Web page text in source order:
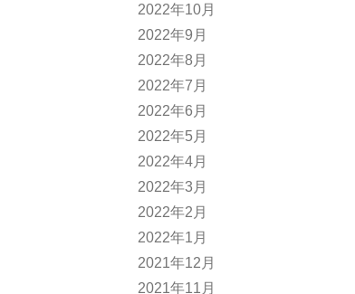
2022年10月
2022年9月
2022年8月
2022年7月
2022年6月
2022年5月
2022年4月
2022年3月
2022年2月
2022年1月
2021年12月
2021年11月